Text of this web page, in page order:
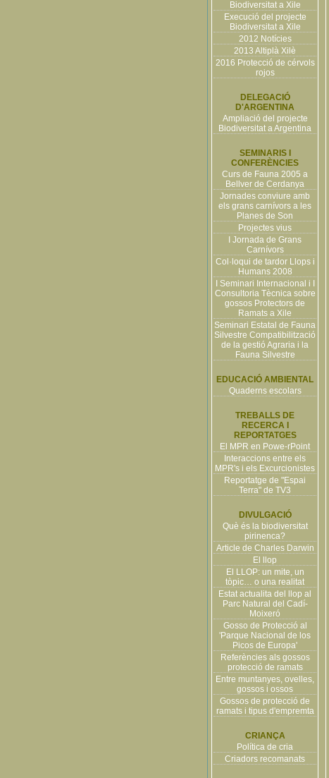
Biodiversitat a Xile
Execució del projecte
Biodiversitat a Xile
2012 Notícies
2013 Altiplà Xilè
2016 Protecció de cérvols
rojos
DELEGACIÓ
D'ARGENTINA
Ampliació del projecte
Biodiversitat a Argentina
SEMINARIS I
CONFERÈNCIES
Curs de Fauna 2005 a
Bellver de Cerdanya
Jornades conviure amb
els grans carnívors a les
Planes de Son
Projectes vius
I Jornada de Grans
Carnívors
Col·loqui de tardor Llops i
Humans 2008
I Seminari Internacional i I
Consultoria Tècnica sobre
gossos Protectors de
Ramats a Xile
Seminari Estatal de Fauna
Silvestre Compatibilització
de la gestió Agraria i la
Fauna Silvestre
EDUCACIÓ AMBIENTAL
Quaderns escolars
TREBALLS DE
RECERCA I
REPORTATGES
El MPR en Powe-rPoint
Interaccions entre els
MPR's i els Excurcionistes
Reportatge de "Espai
Terra" de TV3
DIVULGACIÓ
Què és la biodiversitat
pirinenca?
Article de Charles Darwin
El llop
El LLOP: un mite, un
tòpic… o una realitat
Estat actualita del llop al
Parc Natural del Cadí-
Moixeró
Gosso de Protecció al
'Parque Nacional de los
Picos de Europa'
Referències als gossos
protecció de ramats
Entre muntanyes, ovelles,
gossos i ossos
Gossos de protecció de
ramats i tipus d'empremta
CRIANÇA
Política de cria
Criadors recomanats